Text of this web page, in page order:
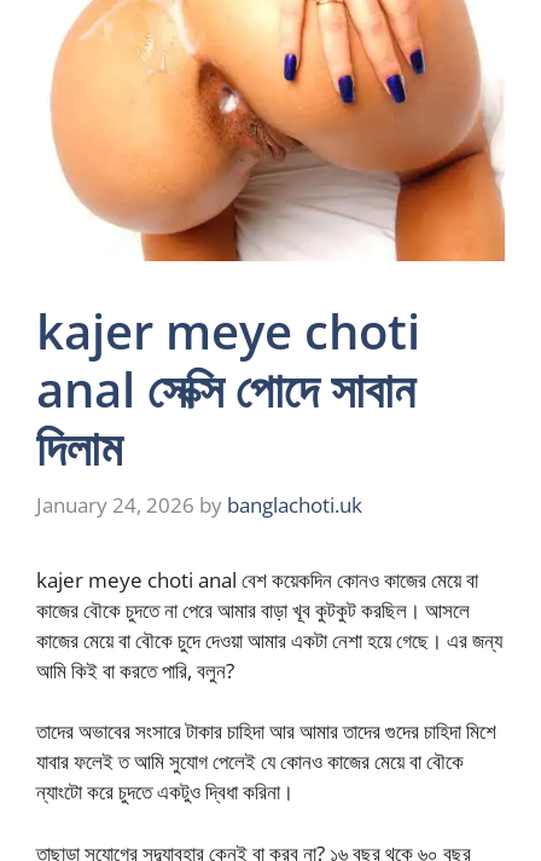
kajer meye choti
anal সেক্সি পোদে সাবান
দিলাম
January 24, 2026 by banglachoti.uk
kajer meye choti anal বেশ কয়েকদিন কোনও কাজের মেয়ে বা
কাজের বৌকে চুদতে না পেরে আমার বাড়া খূব কুটকুট করছিল। আসলে
কাজের মেয়ে বা বৌকে চুদে দেওয়া আমার একটা নেশা হয়ে গেছে। এর জন্য
আমি কিই বা করতে পারি, বলুন?
তাদের অভাবের সংসারে টাকার চাহিদা আর আমার তাদের গুদের চাহিদা মিশে
যাবার ফলেই ত আমি সুযোগ পেলেই যে কোনও কাজের মেয়ে বা বৌকে
ন্যাংটো করে চুদতে একটুও দ্বিধা করিনা।
তাছাড়া সুযোগের সদ্ব্যাবহার কেনই বা করব না? ১৬ বছর থকে ৬০ বছর